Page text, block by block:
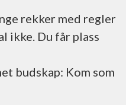
rekker med regler
ikke. Du får plass
budskap: Kom som